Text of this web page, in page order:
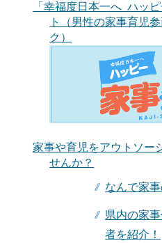
「幸福度日本一へ ハッ
ト（男性の家事育児
ク）
家事や育児をアウトソー
せんか？
なんで家
県内の家
者を紹介！